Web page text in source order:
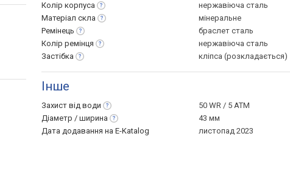
Колір корпуса
нержавіюча сталь
Матеріал скла
мінеральне
Ремінець
браслет сталь
Колір ремінця
нержавіюча сталь
Застібка
кліпса (розкладається)
Інше
Захист від води
50 WR / 5 ATM
Діаметр / ширина
43 мм
Дата додавання на E-Katalog
листопад 2023